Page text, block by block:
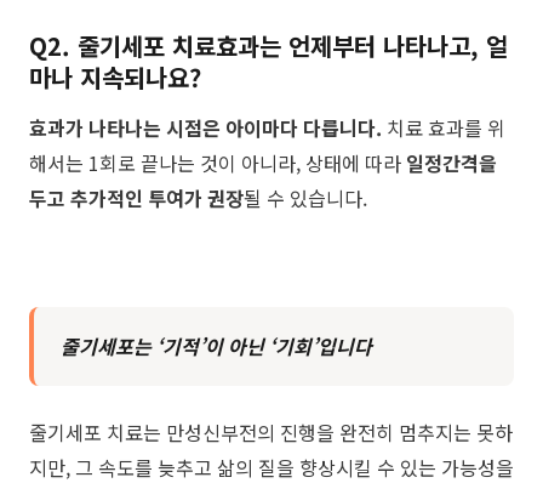
Q2. 줄기세포 치료효과는 언제부터 나타나고, 얼
마나 지속되나요?
효과가 나타나는 시점은 아이마다 다릅니다. 치료 효과를 위
해서는 1회로 끝나는 것이 아니라, 상태에 따라 일정간격을
두고 추가적인 투여가 권장될 수 있습니다.
줄기세포는 ‘기적’이 아닌 ‘기회’입니다
줄기세포 치료는 만성신부전의 진행을 완전히 멈추지는 못하
지만, 그 속도를 늦추고 삶의 질을 향상시킬 수 있는 가능성을